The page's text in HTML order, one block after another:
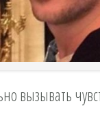
вызывать